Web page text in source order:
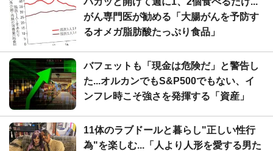
がん専門医が勧める「大腸がんを予防す
るオメガ脂肪酸たっぷり食品」
バフェットも「現金は危険だ」と警告し
た...オルカンでもS&P500でもない、イ
ンフレ時こそ強さを発揮する「資産」
11体のラブドールと暮らし"正しい性行
為"を楽しむ...「人より人形を愛する男た